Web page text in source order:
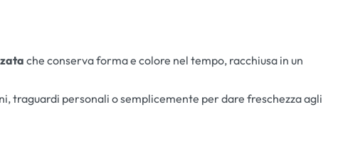
che conserva forma e colore nel tempo, racchiusa in un
traguardi personali o semplicemente per dare freschezza agli